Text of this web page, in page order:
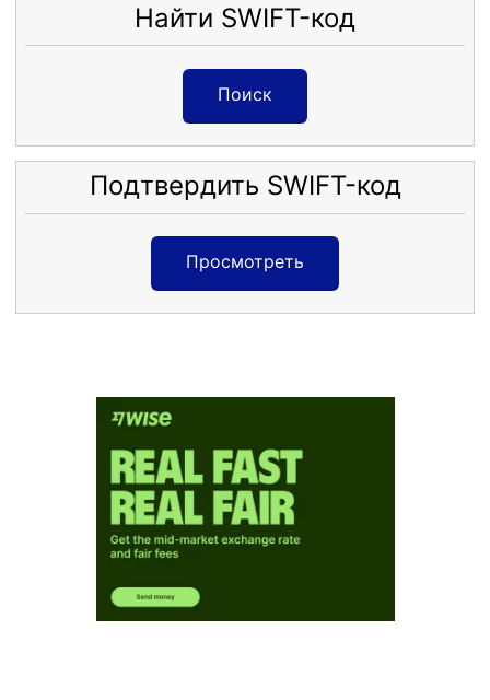
Найти SWIFT-код
Поиск
Подтвердить SWIFT-код
Просмотреть